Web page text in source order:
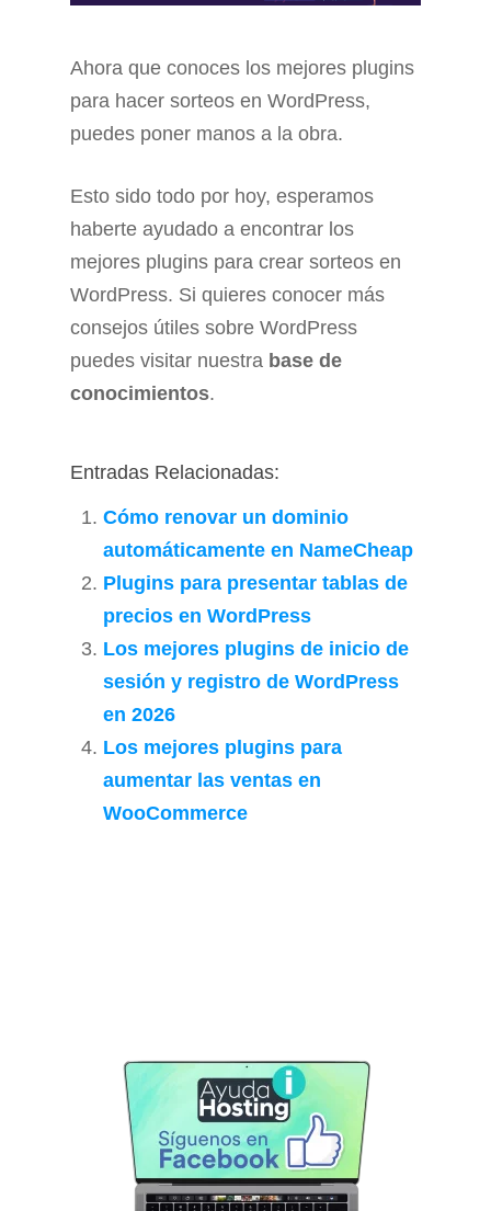
Ahora que conoces los mejores plugins
para hacer sorteos en WordPress,
puedes poner manos a la obra.
Esto sido todo por hoy, esperamos
haberte ayudado a encontrar los
mejores plugins para crear sorteos en
WordPress. Si quieres conocer más
consejos útiles sobre WordPress
puedes visitar nuestra base de
conocimientos.
Entradas Relacionadas:
Cómo renovar un dominio
automáticamente en NameCheap
Plugins para presentar tablas de
precios en WordPress
Los mejores plugins de inicio de
sesión y registro de WordPress
en 2026
Los mejores plugins para
aumentar las ventas en
WooCommerce